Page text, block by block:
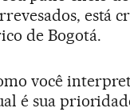
está
de Bogotá.
você
é sua